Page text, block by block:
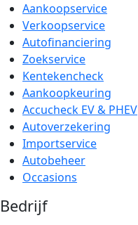
Aankoopservice
Verkoopservice
Autofinanciering
Zoekservice
Kentekencheck
Aankoopkeuring
Accucheck EV & PHEV
Autoverzekering
Importservice
Autobeheer
Occasions
Bedrijf